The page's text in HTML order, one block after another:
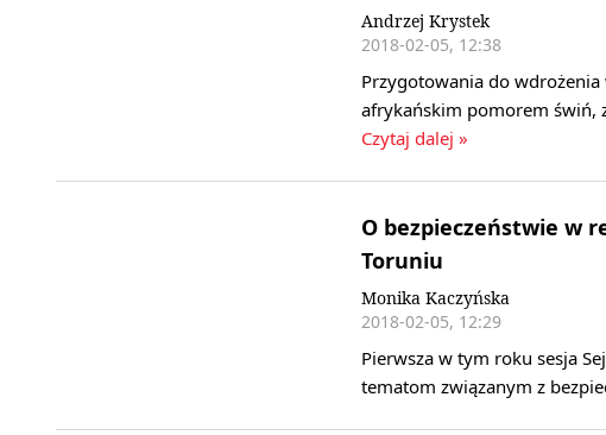
Andrzej Krystek
2018-02-05, 12:38
Przygotowania do wdrożenia
afrykańskim pomorem świń,
Czytaj dalej »
O bezpieczeństwie w
Toruniu
Monika Kaczyńska
2018-02-05, 12:29
Pierwsza w tym roku sesja
tematom związanym z